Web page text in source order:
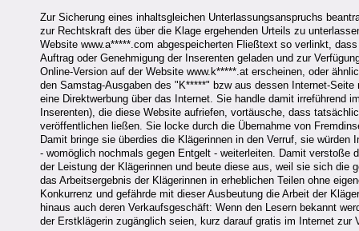
Zur Sicherung eines inhaltsgleichen Unterlassungsanspruchs
zur Rechtskraft des über die Klage ergehenden Urteils zu
Website www.a*****.com abgespeicherten Fließtext so verlinkt,
Auftrag oder Genehmigung der Inserenten geladen und zur
Online-Version auf der Website www.k*****.at erscheinen, oder
den Samstag-Ausgaben des "K*****" bzw aus dessen Internet-
eine Direktwerbung über das Internet. Sie handle damit irreführend
Inserenten), die diese Website aufriefen, vortäusche, dass
veröffentlichen ließen. Sie locke durch die Übernahme von
Damit bringe sie überdies die Klägerinnen in den Verruf, sie
- womöglich nochmals gegen Entgelt - weiterleiten. Damit verstoße
der Leistung der Klägerinnen und beute diese aus, weil sie sich die
das Arbeitsergebnis der Klägerinnen in erheblichen Teilen ohne
Konkurrenz und gefährde mit dieser Ausbeutung die Arbeit der
hinaus auch deren Verkaufsgeschäft: Wenn den Lesern bekannt
der Erstklägerin zugänglich seien, kurz darauf gratis im Internet